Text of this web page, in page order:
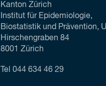
Kanton Zürich
Institut für Epidemiologie,
Biostatistik und Prävention,
Hirschengraben 84
8001 Zürich
Tel 044 634 46 29